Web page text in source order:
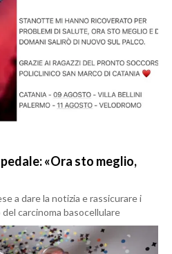
«Ora sto meglio,
a dare la notizia e rassicurare i
carcinoma basocellulare